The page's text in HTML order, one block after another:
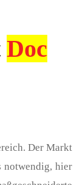
Doc
Der Markt
notwendig, hier